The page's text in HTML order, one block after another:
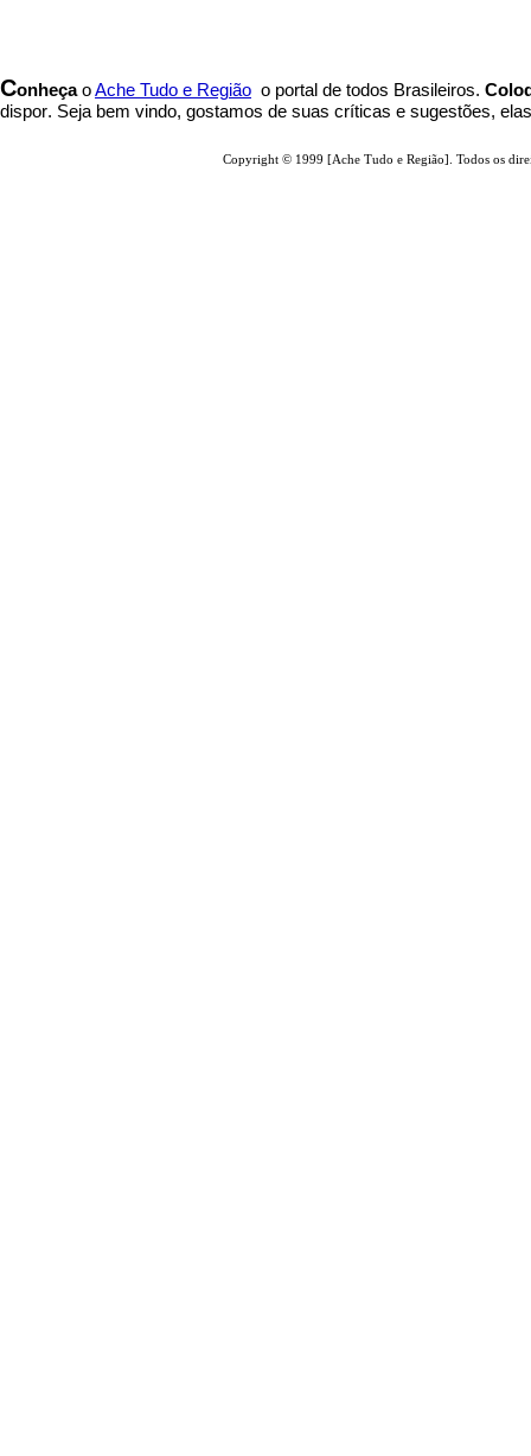
ConheçaoAche Tudo e Região o portal de todos Brasileiros.
dispor. Seja bem vindo, gostamos de suas críticas e sugestões,
Copyright © 1999 [Ache Tudo e Região]. Todos os